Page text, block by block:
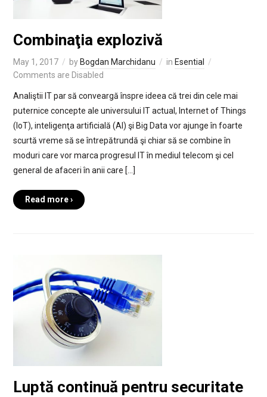
Combinaţia explozivă
May 1, 2017 by Bogdan Marchidanu in Esential
Comments are Disabled
Analiştii IT par să conveargă înspre ideea că trei din cele mai
puternice concepte ale universului IT actual, Internet of Things
(IoT), inteligenţa artificială (AI) şi Big Data vor ajunge în foarte
scurtă vreme să se întrepătrundă şi chiar să se combine în
moduri care vor marca progresul IT în mediul telecom şi cel
general de afaceri în anii care […]
Read more ›
Luptă continuă pentru securitate